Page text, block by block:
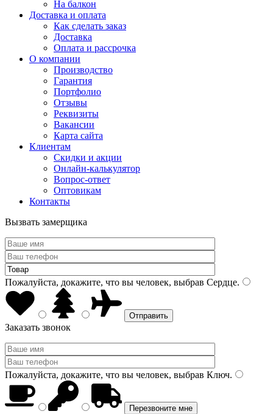
На балкон
Доставка и оплата
Как сделать заказ
Доставка
Оплата и рассрочка
О компании
Производство
Гарантия
Портфолио
Отзывы
Реквизиты
Вакансии
Карта сайта
Клиентам
Скидки и акции
Онлайн-калькулятор
Вопрос-ответ
Оптовикам
Контакты
Вызвать замерщика
Пожалуйста, докажите, что вы человек, выбрав Сердце.
Заказать звонок
Пожалуйста, докажите, что вы человек, выбрав Ключ.